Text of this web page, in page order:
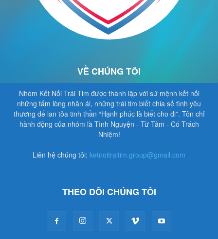
VỀ CHÚNG TÔI
Nhóm Kết Nối Trái Tim được thành lập với sứ mệnh kết nối
những tấm lòng nhân ái, những trái tim biết chia sẻ tình yêu
thương để lan tỏa tinh thần “Hạnh phúc là biết cho đi”. Tôn chỉ
hành động của nhóm là Tình Nguyện - Từ Tâm - Có Trách
Nhiệm!
Liên hệ chúng tôi: ketnoitraitim.group@gmail.com
THEO DÕI CHÚNG TÔI